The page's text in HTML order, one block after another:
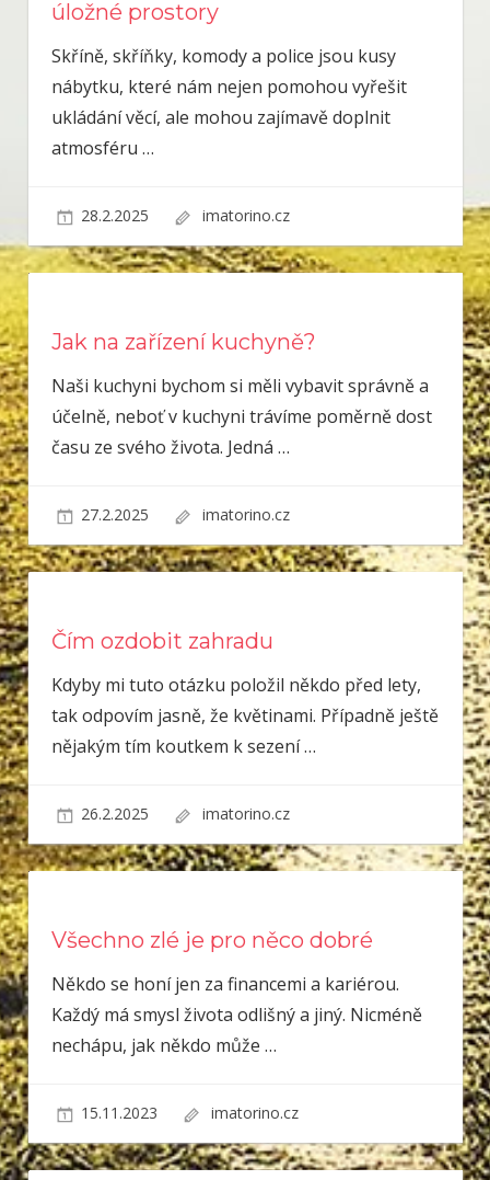
úložné prostory
Skříně, skříňky, komody a police jsou kusy
nábytku, které nám nejen pomohou vyřešit
ukládání věcí, ale mohou zajímavě doplnit
atmosféru …
28.2.2025 imatorino.cz
Jak na zařízení kuchyně?
Naši kuchyni bychom si měli vybavit správně a
účelně, neboť v kuchyni trávíme poměrně dost
času ze svého života. Jedná …
27.2.2025 imatorino.cz
Čím ozdobit zahradu
Kdyby mi tuto otázku položil někdo před lety,
tak odpovím jasně, že květinami. Případně ještě
nějakým tím koutkem k sezení…
26.2.2025 imatorino.cz
Všechno zlé je pro něco dobré
Někdo se honí jen za financemi a kariérou.
Každý má smysl života odlišný a jiný. Nicméně
nechápu, jak někdo může …
15.11.2023 imatorino.cz